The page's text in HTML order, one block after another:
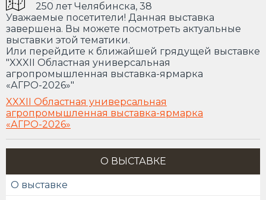
250 лет Челябинска, 38
Уважаемые посетители! Данная выставка
завершена. Вы можете посмотреть актуальные
выставки этой тематики.
Или перейдите к ближайшей грядущей выставке
"XXXII Областная универсальная
агропромышленная выставка-ярмарка
«АГРО-2026»"
XXXII Областная универсальная
агропромышленная выставка-ярмарка
«АГРО-2026»
О ВЫСТАВКЕ
О выставке